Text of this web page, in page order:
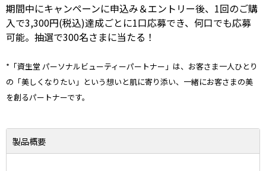
期間中にキャンペーンに申込み＆エントリー後、1回のご購
入で3,300円(税込)達成ごとに1口応募でき、何口でも応募
可能。抽選で300名さまに当たる！
*「資生堂 パーソナルビューティーパートナー」は、お客さま一人ひとり
の「美しくなりたい」という想いと肌に寄り添い、一緒にお客さまの美
を創るパートナーです。
製品概要